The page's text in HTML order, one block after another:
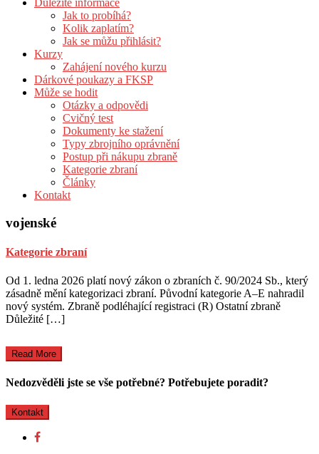
Důležité informace
Jak to probíhá?
Kolik zaplatím?
Jak se můžu přihlásit?
Kurzy
Zahájení nového kurzu
Dárkové poukazy a FKSP
Může se hodit
Otázky a odpovědi
Cvičný test
Dokumenty ke stažení
Typy zbrojního oprávnění
Postup při nákupu zbraně
Kategorie zbraní
Články
Kontakt
vojenské
Kategorie zbraní
Od 1. ledna 2026 platí nový zákon o zbraních č. 90/2024 Sb., který
zásadně mění kategorizaci zbraní. Původní kategorie A–E nahradil
nový systém. Zbraně podléhající registraci (R) Ostatní zbraně
Důležité […]
Read More
Nedozvěděli jste se vše potřebné? Potřebujete poradit?
Kontakt